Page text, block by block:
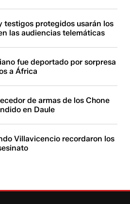
testigos protegidos usarán los
las audiencias telemáticas
fue deportado por sorpresa
a África
de armas de los Chone
en Daule
Villavicencio recordaron los